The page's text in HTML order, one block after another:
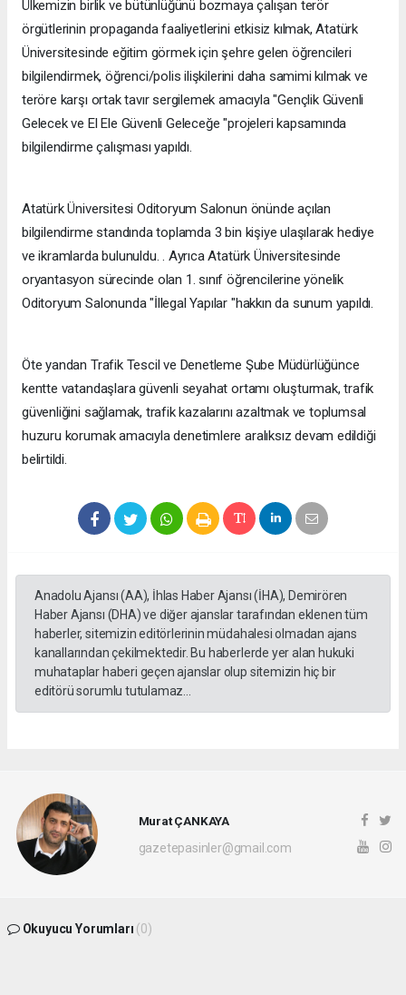
Ülkemizin birlik ve bütünlüğünü bozmaya çalışan terör
örgütlerinin propaganda faaliyetlerini etkisiz kılmak, Atatürk
Üniversitesinde eğitim görmek için şehre gelen öğrencileri
bilgilendirmek, öğrenci/polis ilişkilerini daha samimi kılmak ve
teröre karşı ortak tavır sergilemek amacıyla "Gençlik Güvenli
Gelecek ve El Ele Güvenli Geleceğe "projeleri kapsamında
bilgilendirme çalışması yapıldı.
Atatürk Üniversitesi Oditoryum Salonun önünde açılan
bilgilendirme standında toplamda 3 bin kişiye ulaşılarak hediye
ve ikramlarda bulunuldu. . Ayrıca Atatürk Üniversitesinde
oryantasyon sürecinde olan 1. sınıf öğrencilerine yönelik
Oditoryum Salonunda "İllegal Yapılar "hakkın da sunum yapıldı.
Öte yandan Trafik Tescil ve Denetleme Şube Müdürlüğünce
kentte vatandaşlara güvenli seyahat ortamı oluşturmak, trafik
güvenliğini sağlamak, trafik kazalarını azaltmak ve toplumsal
huzuru korumak amacıyla denetimlere aralıksız devam edildiği
belirtildi.
Anadolu Ajansı (AA), İhlas Haber Ajansı (İHA), Demirören
Haber Ajansı (DHA) ve diğer ajanslar tarafından eklenen tüm
haberler, sitemizin editörlerinin müdahalesi olmadan ajans
kanallarından çekilmektedir. Bu haberlerde yer alan hukuki
muhataplar haberi geçen ajanslar olup sitemizin hiç bir
editörü sorumlu tutulamaz...
Murat ÇANKAYA
gazetepasinler@gmail.com
Okuyucu Yorumları (0)